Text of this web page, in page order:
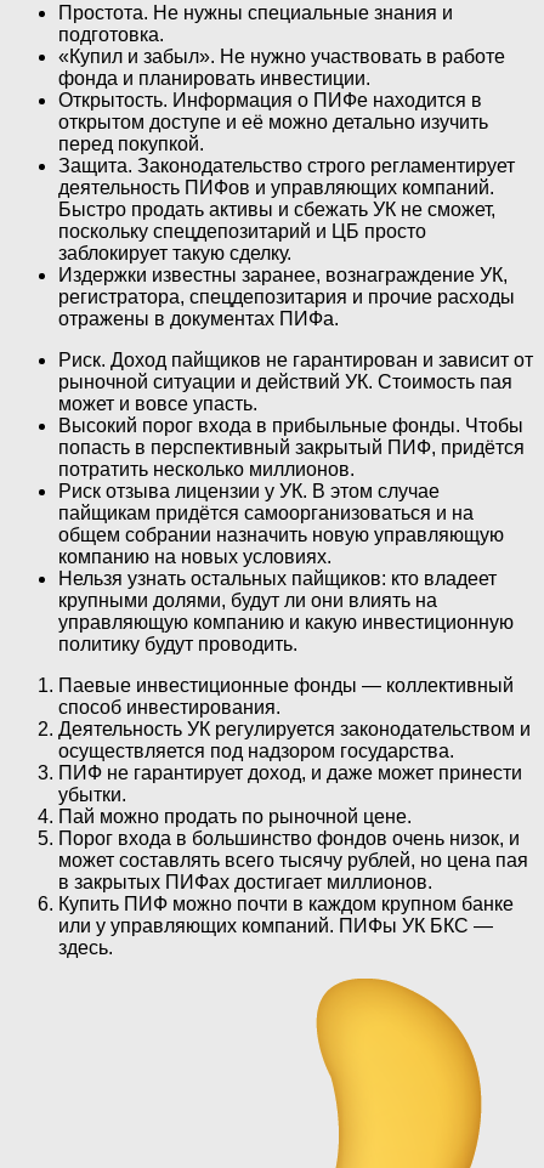
Простота. Не нужны специальные знания и
подготовка.
«Купил и забыл». Не нужно участвовать в работе
фонда и планировать инвестиции.
Открытость. Информация о ПИФе находится в
открытом доступе и её можно детально изучить
перед покупкой.
Защита. Законодательство строго регламентирует
деятельность ПИФов и управляющих компаний.
Быстро продать активы и сбежать УК не сможет,
поскольку спецдепозитарий и ЦБ просто
заблокирует такую сделку.
Издержки известны заранее, вознаграждение УК,
регистратора, спецдепозитария и прочие расходы
отражены в документах ПИФа.
Риск. Доход пайщиков не гарантирован и зависит от
рыночной ситуации и действий УК. Стоимость пая
может и вовсе упасть.
Высокий порог входа в прибыльные фонды. Чтобы
попасть в перспективный закрытый ПИФ, придётся
потратить несколько миллионов.
Риск отзыва лицензии у УК. В этом случае
пайщикам придётся самоорганизоваться и на
общем собрании назначить новую управляющую
компанию на новых условиях.
Нельзя узнать остальных пайщиков: кто владеет
крупными долями, будут ли они влиять на
управляющую компанию и какую инвестиционную
политику будут проводить.
Паевые инвестиционные фонды — коллективный
способ инвестирования.
Деятельность УК регулируется законодательством и
осуществляется под надзором государства.
ПИФ не гарантирует доход, и даже может принести
убытки.
Пай можно продать по рыночной цене.
Порог входа в большинство фондов очень низок, и
может составлять всего тысячу рублей, но цена пая
в закрытых ПИФах достигает миллионов.
Купить ПИФ можно почти в каждом крупном банке
или у управляющих компаний. ПИФы УК БКС —
здесь.